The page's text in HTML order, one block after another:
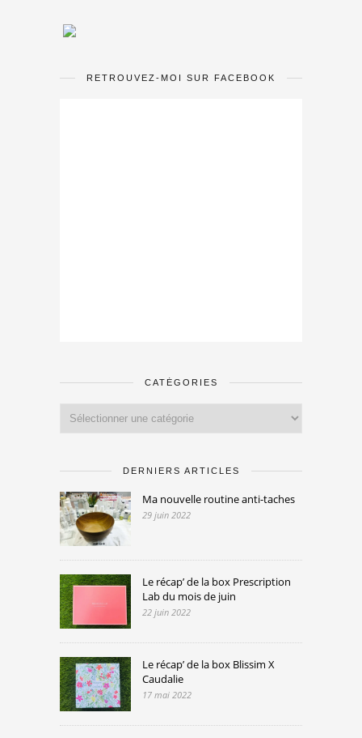
RETROUVEZ-MOI SUR FACEBOOK
CATÉGORIES
DERNIERS ARTICLES
Ma nouvelle routine anti-taches
29 juin 2022
Le récap’ de la box Prescription
Lab du mois de juin
22 juin 2022
Le récap’ de la box Blissim X
Caudalie
17 mai 2022